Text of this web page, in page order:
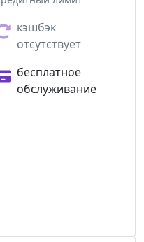
кэшбэк
отсутствует
бесплатное
обслуживание